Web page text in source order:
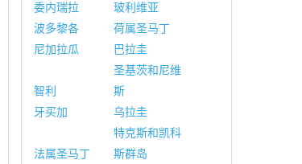
委内瑞拉
玻利维亚
波多黎各
荷属圣马丁
尼加拉瓜
巴拉圭
智利
圣基茨和尼维
斯
牙买加
乌拉圭
法属圣马丁
特克斯和凯科
斯群岛